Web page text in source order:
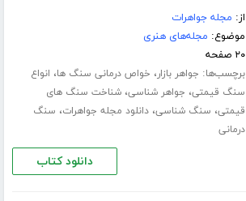
از: مجله جواهرات
موضوع: مجله‌های هنری
۲۰ صفحه
برچسب‌ها: جواهر بازار، خواص درمانی سنگ ها، انواع
سنگ قیمتی، جواهر شناسی،شناخت سنگ های
قیمتی، سنگ شناسی،دانلود مجله جواهرات، سنگ
درمانی
دانلود کتاب